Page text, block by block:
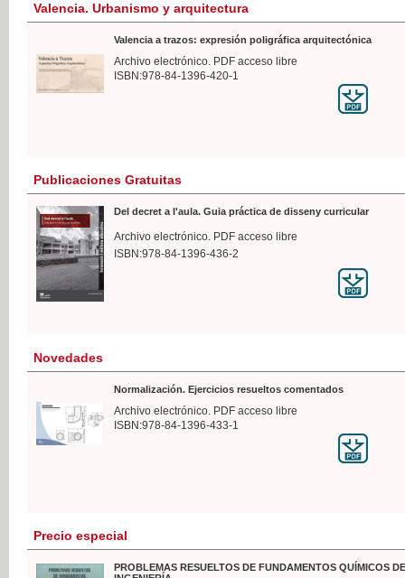
Valencia. Urbanismo y arquitectura
Valencia a trazos: expresión poligráfica arquitectónica
Archivo electrónico. PDF acceso libre
ISBN:978-84-1396-420-1
Publicaciones Gratuitas
Del decret a l'aula. Guia práctica de disseny curricular
Archivo electrónico. PDF acceso libre
ISBN:978-84-1396-436-2
Novedades
Normalización. Ejercicios resueltos comentados
Archivo electrónico. PDF acceso libre
ISBN:978-84-1396-433-1
Precio especial
PROBLEMAS RESUELTOS DE FUNDAMENTOS QUÍMICOS